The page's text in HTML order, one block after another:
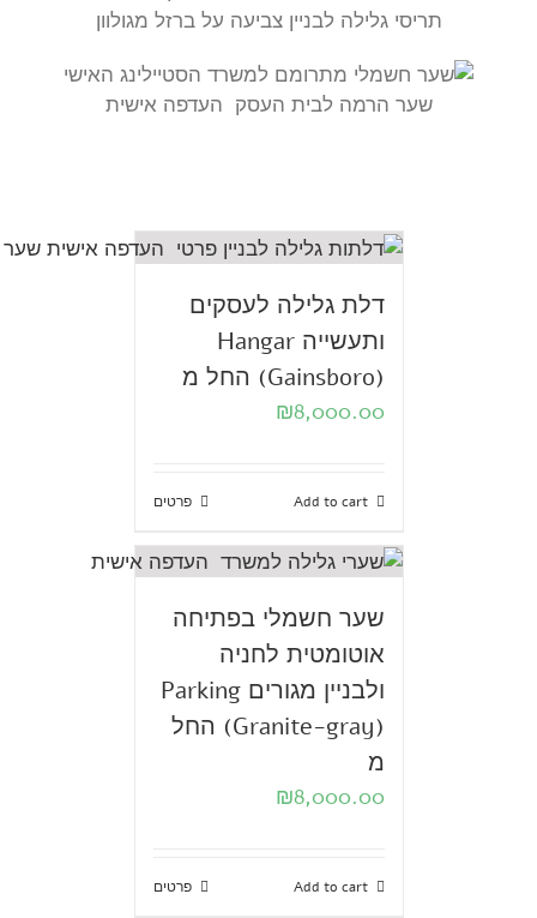
תריסי גלילה לבניין צביעה על ברזל מגולוון
שער הרמה לבית העסק העדפה אישית
דלת גלילה לעסקים
ותעשייה Hangar
(Gainsboro) החל מ
₪8,000.00
Add to cart פרטים
שער חשמלי בפתיחה
אוטומטית לחניה
ולבניין מגורים Parking
(Granite-gray) החל
מ
₪8,000.00
Add to cart פרטים